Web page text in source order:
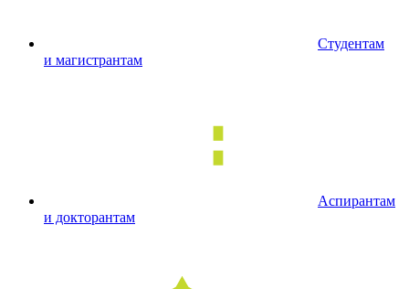
Студентам
и магистрантам
Аспирантам
и докторантам